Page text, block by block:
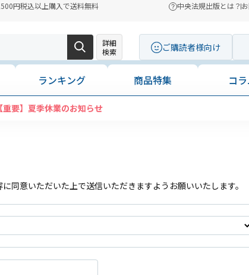
円税込以上購入で送料無料 中央法規出版とは？
詳細
検索
ご購読者様向け
ランキング 商品特集 コ
【重要】夏季休業のお知らせ
同意いただいた上で送信いただきますようお願いいたします。